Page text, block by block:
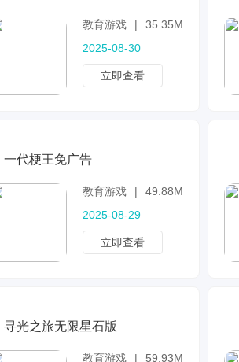
教育游戏 |
35.35MB
2025-08-30
立即查看
一代梗王免广告
教育游戏 |
49.88MB
2025-08-29
立即查看
寻光之旅无限星石版
教育游戏 | 59.93MB